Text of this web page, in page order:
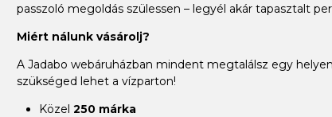
passzoló megoldás szülessen – legyél akár tapasztalt
Miért nálunk vásárolj?
A Jadabo webáruházban mindent megtalálsz egy
szükséged lehet a vízparton!
Közel 250 márka